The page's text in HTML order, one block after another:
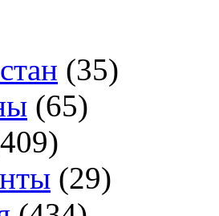
(35)
(65)
(29)